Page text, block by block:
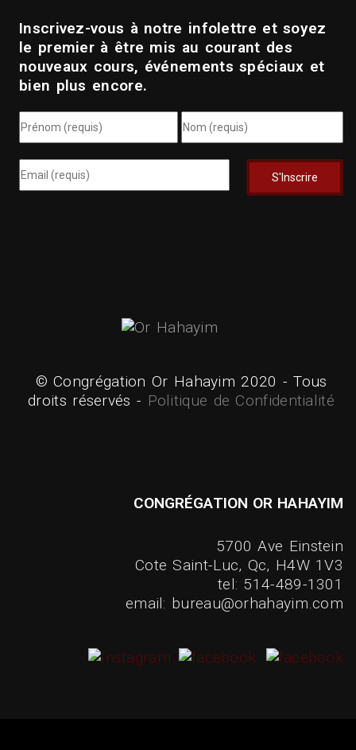
Inscrivez-vous à notre infolettre et soyez
le premier à être mis au courant des
nouveaux cours, événements spéciaux et
bien plus encore.
© Congrégation Or Hahayim 2020 - Tous
droits réservés - Politique de Confidentialité
CONGRÉGATION OR HAHAYIM
5700 Ave Einstein
Cote Saint-Luc, Qc, H4W 1V3
tel: 514-489-1301
email: bureau@orhahayim.com